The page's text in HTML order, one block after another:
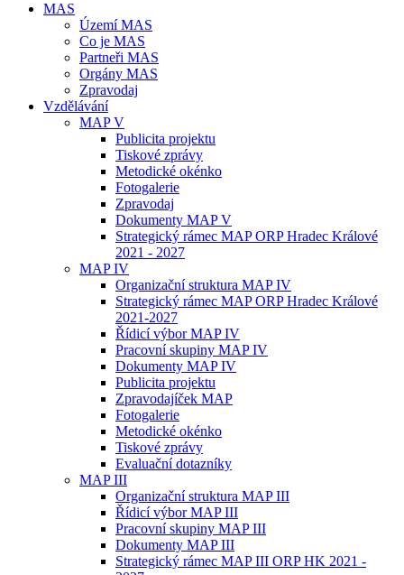
MAS
Území MAS
Co je MAS
Partneři MAS
Orgány MAS
Zpravodaj
Vzdělávání
MAP V
Publicita projektu
Tiskové zprávy
Metodické okénko
Fotogalerie
Zpravodaj
Dokumenty MAP V
Strategický rámec MAP ORP Hradec Králové
2021 - 2027
MAP IV
Organizační struktura MAP IV
Strategický rámec MAP ORP Hradec Králové
2021-2027
Řídicí výbor MAP IV
Pracovní skupiny MAP IV
Dokumenty MAP IV
Publicita projektu
Zpravodajíček MAP
Fotogalerie
Metodické okénko
Tiskové zprávy
Evaluační dotazníky
MAP III
Organizační struktura MAP III
Řídicí výbor MAP III
Pracovní skupiny MAP III
Dokumenty MAP III
Strategický rámec MAP III ORP HK 2021 -